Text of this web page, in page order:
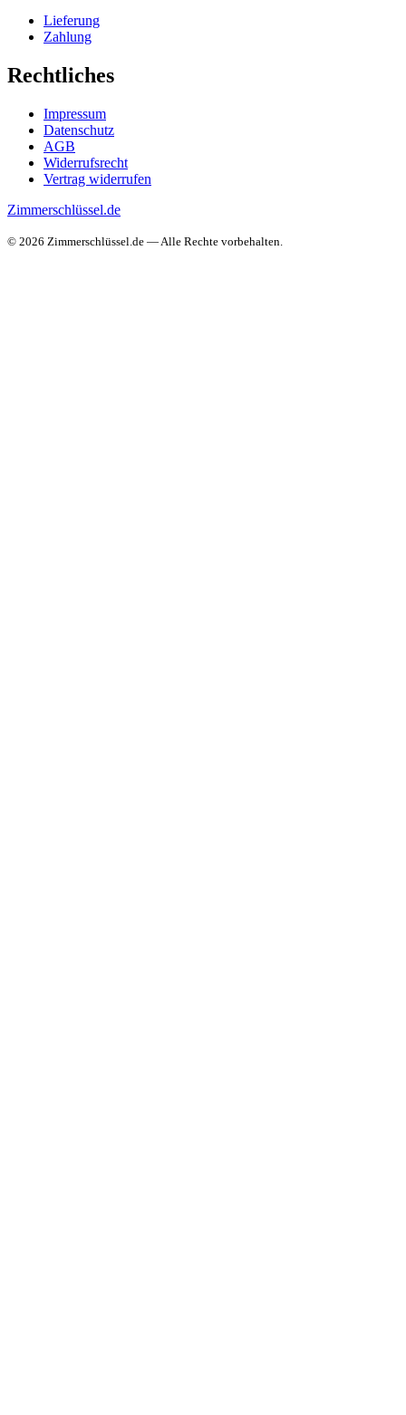
Lieferung
Zahlung
Rechtliches
Impressum
Datenschutz
AGB
Widerrufsrecht
Vertrag widerrufen
Zimmerschlüssel.de
© 2026 Zimmerschlüssel.de — Alle Rechte vorbehalten.